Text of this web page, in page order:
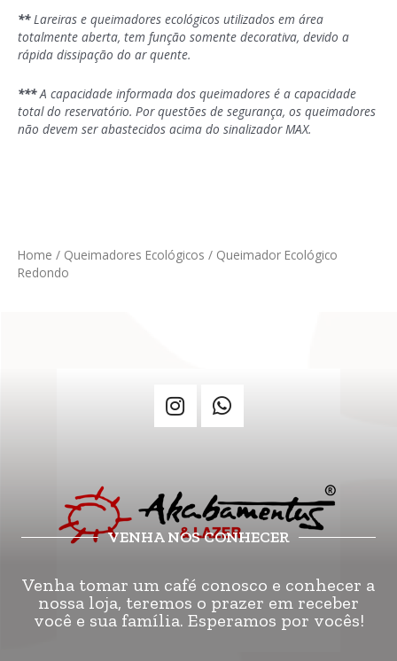
**Lareiras e queimadores ecológicos utilizados em área
totalmente aberta, tem função somente decorativa, devido a
rápida dissipação do ar quente.
***A capacidade informada dos queimadores é a capacidade
total do reservatório. Por questões de segurança, os queimadores
não devem ser abastecidos acima do sinalizador MAX.
Home / Queimadores Ecológicos / Queimador Ecológico
Redondo
VENHA NOS CONHECER
Venha tomar um café conosco e conhecer a
nossa loja, teremos o prazer em receber
você e sua família. Esperamos por vocês!